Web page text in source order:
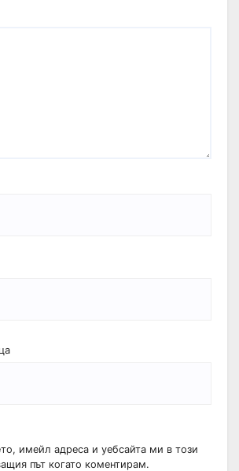
имейл адреса и уебсайта ми в този
път когато коментирам.